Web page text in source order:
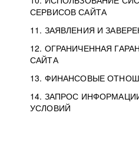
СЕРВИСОВ САЙТА
11. ЗАЯВЛЕНИЯ И
12. ОГРАНИЧЕННАЯ
САЙТА
13. ФИНАНСОВЫЕ
14. ЗАПРОС
УСЛОВИЙ